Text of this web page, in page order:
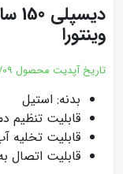
وینتورا
تاریخ آپدیت محصول
بدنه: استیل
قابلیت تنظیم
قابلیت تخلیه
قابلیت اتصال